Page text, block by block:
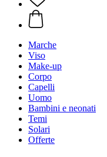
Marche
Viso
Make-up
Corpo
Capelli
Uomo
Bambini e neonati
Temi
Solari
Offerte